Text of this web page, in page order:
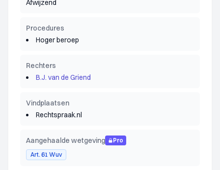
Afwijzend
Procedures
Hoger beroep
Rechters
B.J. van de Griend
Vindplaatsen
Rechtspraak.nl
Aangehaalde wetgeving
Pro
Art. 61 Wuv